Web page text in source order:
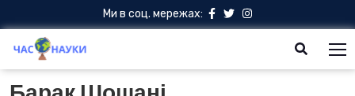
Ми в соц. мережах: